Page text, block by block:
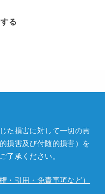
る
た損害に対して一切の責
損害及び付随的損害）を
了承ください。
・引用・免責事項など）